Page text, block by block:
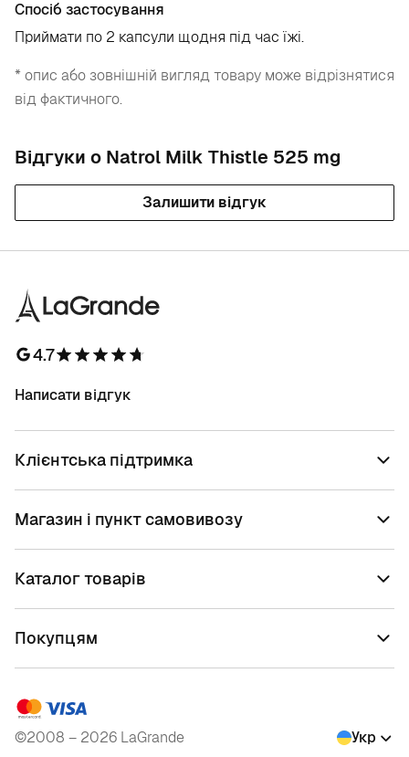
Спосіб застосування
Приймати по 2 капсули щодня під час їжі.
* опис або зовнішній вигляд товару може відрізнятися
від фактичного.
Відгуки о Natrol Milk Thistle 525 mg
Залишити відгук
4.7
Написати відгук
Клієнтська підтримка
Магазин і пункт самовивозу
Каталог товарів
Покупцям
©2008 – 2026 LaGrande Укр